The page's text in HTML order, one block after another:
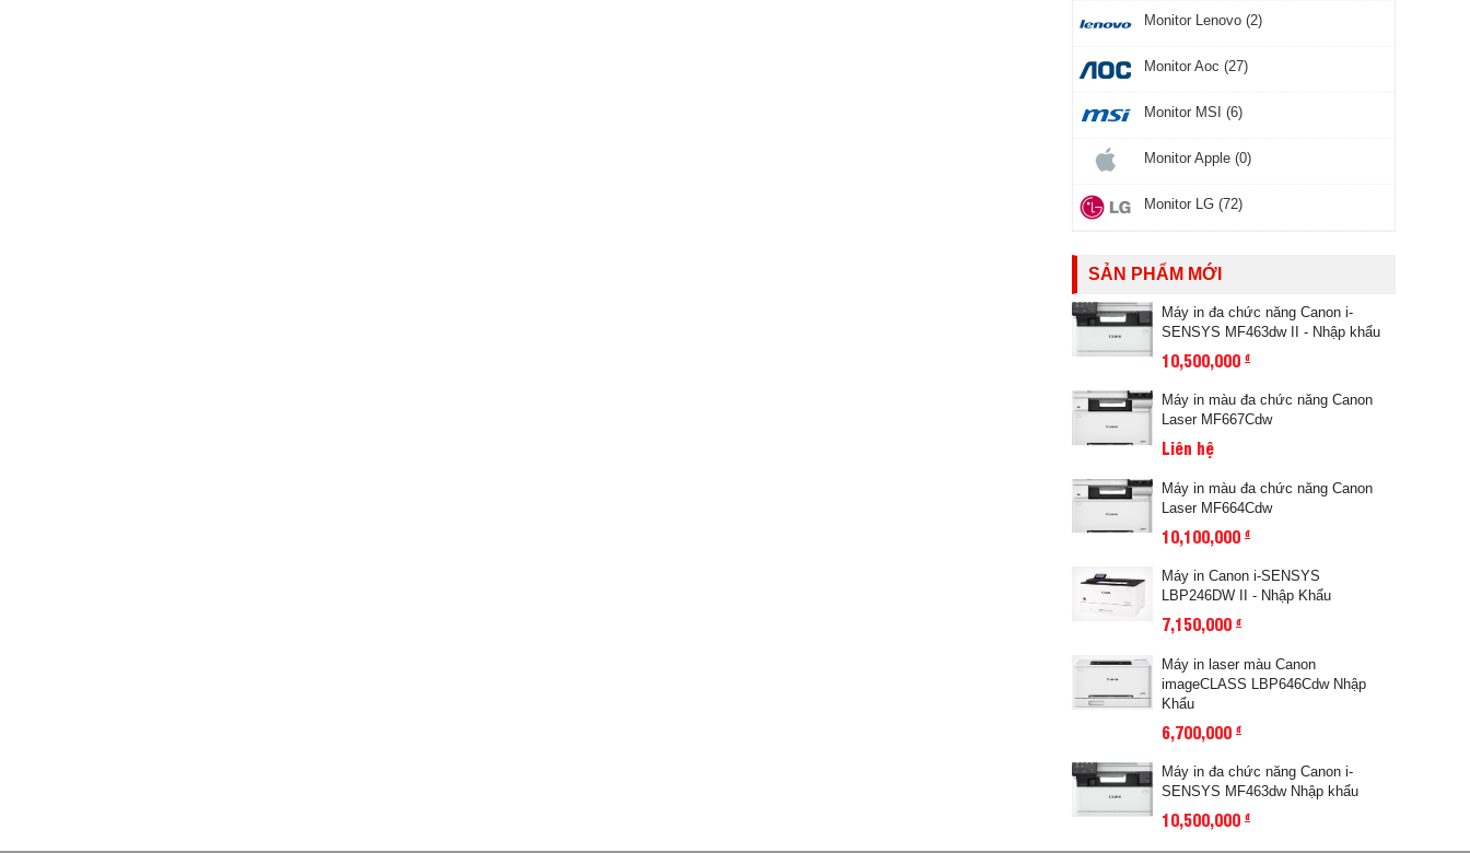
Monitor Lenovo (2)
Monitor Aoc (27)
Monitor MSI (6)
Monitor Apple (0)
Monitor LG (72)
SẢN PHẨM MỚI
Máy in đa chức năng Canon i-
SENSYS MF463dw II - Nhập khẩu
10,500,000 đ
Máy in màu đa chức năng Canon
Laser MF667Cdw
Liên hệ
Máy in màu đa chức năng Canon
Laser MF664Cdw
10,100,000 đ
Máy in Canon i-SENSYS
LBP246DW II - Nhập Khẩu
7,150,000 đ
Máy in laser màu Canon
imageCLASS LBP646Cdw Nhập
Khẩu
6,700,000 đ
Máy in đa chức năng Canon i-
SENSYS MF463dw Nhập khẩu
10,500,000 đ